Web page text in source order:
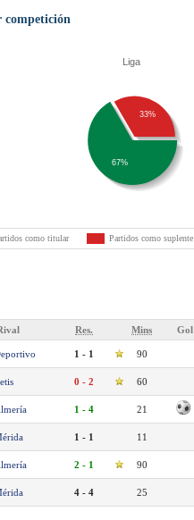
competición
Liga
67%
33%
como titular Partidos como suplente
Res. Mins Gol
1 - 1 90
0 - 2 60
1 - 4 21
1 - 1 11
2 - 1 90
4 - 4 25